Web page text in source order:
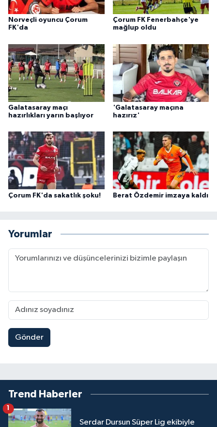
Norveçli oyuncu Çorum
FK'da
Çorum FK Fenerbahçe'ye
mağlup oldu
Galatasaray maçı
hazırlıkları yarın başlıyor
'Galatasaray maçına
hazırız'
Çorum FK'da sakatlık şoku! Berat Özdemir imzaya kaldı
Yorumlar
Gönder
Trend Haberler
Serdar Dursun Süper Lig ekibiyle